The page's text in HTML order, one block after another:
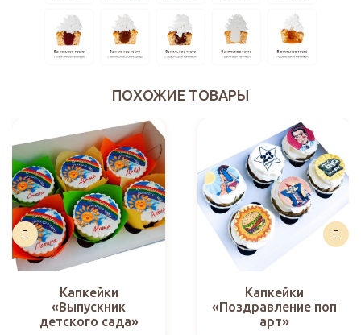
ПОХОЖИЕ ТОВАРЫ
Капкейки
«Выпускник
детского сада»
Капкейки
«Поздравление поп
арт»